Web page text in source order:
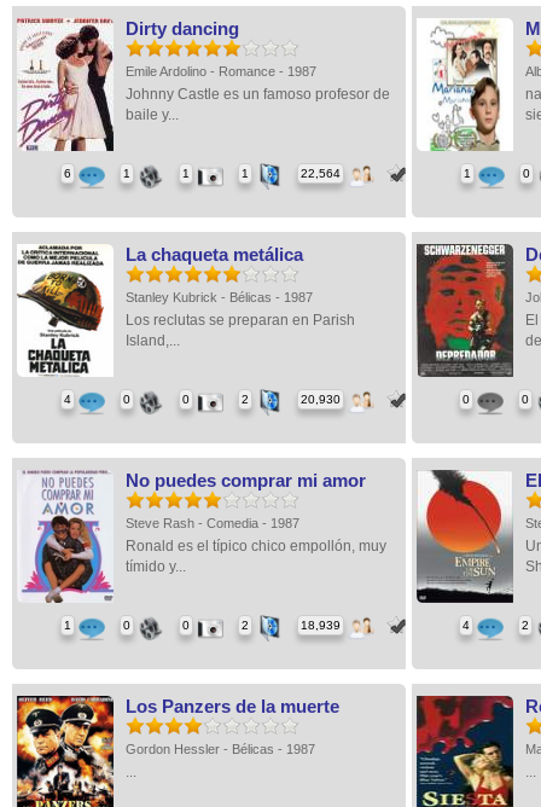
Dirty dancing
Emile Ardolino - Romance - 1987
Johnny Castle es un famoso profesor de
baile y...
6 1 1 1 22,564 1 0
La chaqueta metálica
Stanley Kubrick - Bélicas - 1987
Los reclutas se preparan en Parish
Island,...
4 0 0 2 20,930 0 0
No puedes comprar mi amor
Steve Rash - Comedia - 1987
Ronald es el típico chico empollón, muy
tímido y...
1 0 0 2 18,939 4 2
Los Panzers de la muerte
Gordon Hessler - Bélicas - 1987
... ...